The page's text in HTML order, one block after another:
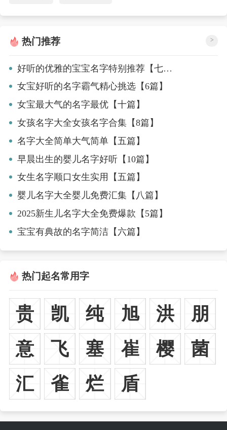
热门推荐 >
好听的优雅的宝宝名字特别推荐【七篇】
女宝好听的名字霸气精心挑选【6篇】
女宝最大气的名字最优【十篇】
女孩名字大全女孩名字合集【8篇】
名字大全简单大气简单【五篇】
早晨出生的婴儿名字好听【10篇】
女生名字顺口女生实用【五篇】
婴儿名字大全婴儿免费汇集【八篇】
2025新生儿名字大全免费爆款【5篇】
宝宝有典故的名字简洁【六篇】
热门起名常用字
贵 凯 纯 旭 洪
朋
意
飞 塞 崔 樱
菌
汇
雀 烂 盾